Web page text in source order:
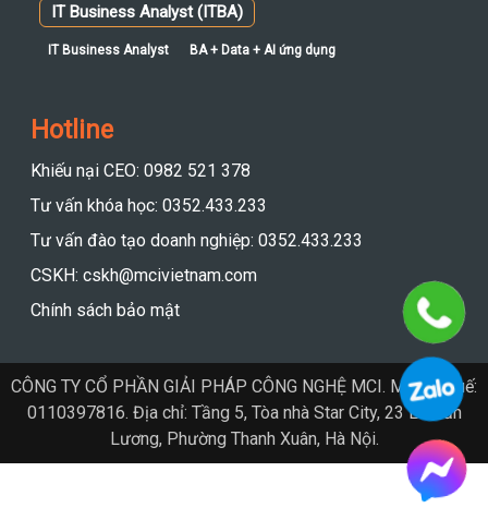
IT Business Analyst (ITBA)
Hotline
Khiếu nại CEO: 0982 521 378
Tư vấn khóa học: 0352.433.233
Tư vấn đào tạo doanh nghiệp: 0352.433.233
CSKH: cskh@mcivietnam.com
CÔNG TY CỔ PHẦN GIẢI PHÁP CÔNG NGHỆ MCI. Mã số thuế:
0110397816. Địa chỉ: Tầng 5, Tòa nhà Star City, 23 Lê Văn
Lương, Phường Thanh Xuân, Hà Nội.